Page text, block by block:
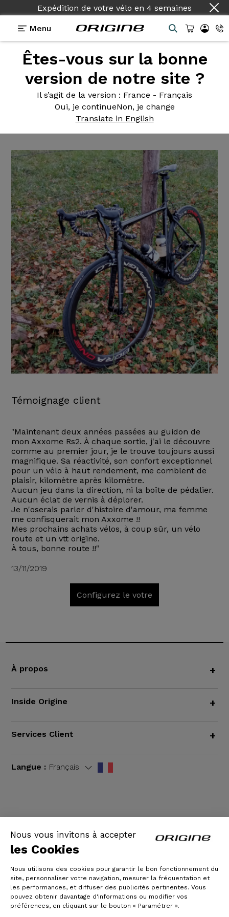
Nous vous invitons à accepter
les Cookies
Nous utilisons des cookies pour garantir le bon fonctionnement du
site, personnaliser votre navigation, mesurer la fréquentation et
les performances, et diffuser des publicités pertinentes. Vous
pouvez obtenir davantage d'informations ou modifier vos
préférences, en cliquant sur le bouton « Paramétrer ».
Expédition de votre vélo en 4 semaines
Menu
Êtes-vous sur la bonne
version de notre site ?
Il s’agit de la version : France - Français
Oui, je continueNon, je change
Translate in English
Témoignages>Axxome RS - Ultegra R8000 -
Axxome RS- Ultegra R8000 -
Campagnolo Bora One
Témoignage client
"Maintenant deux années passées au guidon de
mon Axxome Rs2. À chaque sortie, j'ai le découvre
comme au premier jour, je le trouve toujours aussi
magnifique. Sa réactivité, son confort exceptionnel
pour un vélo à haut rendement, me comblent de
plaisir, kilomètre après kilomètre.
Aucun jeu dans la direction, ni la boîte de pédalier.
Aucun éclat de vernis à déplorer.
Je n'oserais parler d'histoire d'amour, ma femme
me confisquerait mon Axxome !!
Mes prochains achats vélos, à coup sûr, un vélo
route et un vtt origine.
À tous, bonne route !!"
13/11/2019
Configurez le votre
À propos +
Inside Origine +
Services Client +
Langue : Français